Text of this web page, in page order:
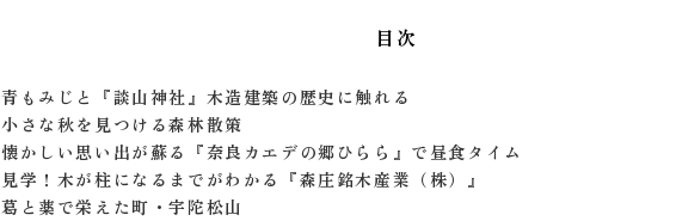
目次
青もみじと『談山神社』木造建築の歴史に触れる
小さな秋を見つける森林散策
懐かしい思い出が蘇る『奈良カエデの郷ひらら』で昼食タイム
見学！木が柱になるまでがわかる『森庄銘木産業（株）』
葛と薬で栄えた町・宇陀松山